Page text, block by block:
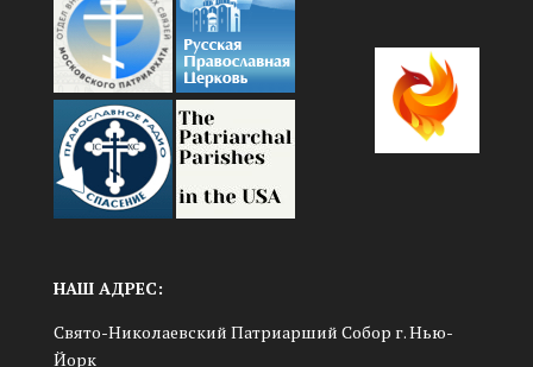
НАШ АДРЕС:
Свято-Николаевский Патриарший Собор г. Нью-
Йорк